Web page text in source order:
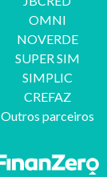
OMNI
NOVERDE
SUPER SIM
SIMPLIC
CREFAZ
Outros parceiros